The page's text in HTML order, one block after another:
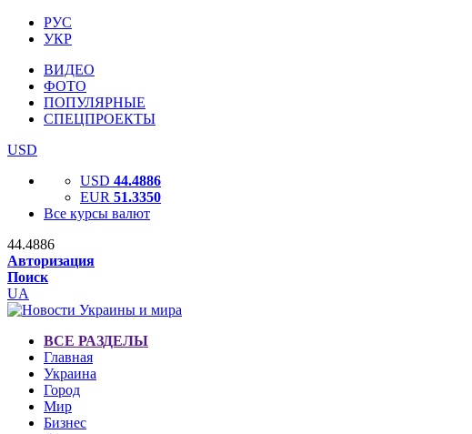
РУС
УКР
ВИДЕО
ФОТО
ПОПУЛЯРНЫЕ
СПЕЦПРОЕКТЫ
USD
USD 44.4886
EUR 51.3350
Все курсы валют
44.4886
Авторизация
Поиск
UA
ВСЕ РАЗДЕЛЫ
Главная
Украина
Город
Мир
Бизнес